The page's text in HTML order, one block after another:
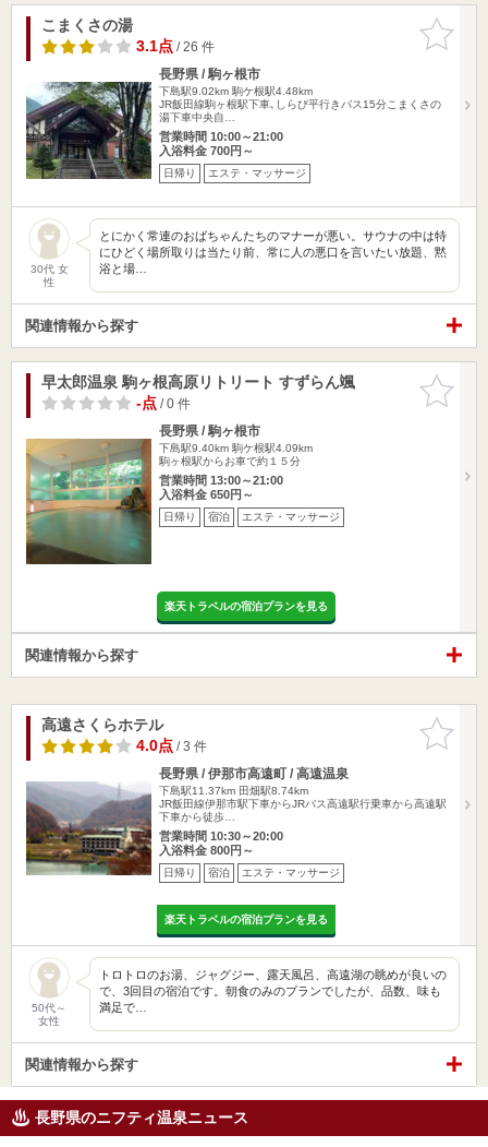
お気に入
りに追加
こまくさの湯
3.1点/ 26 件
長野県 / 駒ヶ根市
下島駅9.02km 駒ケ根駅4.48km
JR飯田線駒ヶ根駅下車､しらび平行きバス15分こまくさの
湯下車中央自…
営業時間 10:00～21:00
入浴料金 700円～
日帰り エステ・マッサージ
30代 女
性
とにかく常連のおばちゃんたちのマナーが悪い。サウナの中は特
にひどく場所取りは当たり前、常に人の悪口を言いたい放題、黙
浴と場…
関連情報から探す
お気に入
りに追加
早太郎温泉 駒ヶ根高原リトリート すずらん颯
-点/ 0 件
長野県 / 駒ヶ根市
下島駅9.40km 駒ケ根駅4.09km
駒ヶ根駅からお車で約１５分
営業時間 13:00～21:00
入浴料金 650円～
日帰り 宿泊 エステ・マッサージ
楽天トラベルの宿泊プランを見る
関連情報から探す
お気に入
りに追加
高遠さくらホテル
4.0点/ 3 件
長野県 / 伊那市高遠町 / 高遠温泉
下島駅11.37km 田畑駅8.74km
JR飯田線伊那市駅下車からJRバス高遠駅行乗車から高遠駅
下車から徒歩…
営業時間 10:30～20:00
入浴料金 800円～
日帰り 宿泊 エステ・マッサージ
楽天トラベルの宿泊プランを見る
50代～
女性
トロトロのお湯、ジャグジー、露天風呂、高遠湖の眺めが良いの
で、3回目の宿泊です。朝食のみのプランでしたが、品数、味も
満足で…
関連情報から探す
長野県のニフティ温泉ニュース